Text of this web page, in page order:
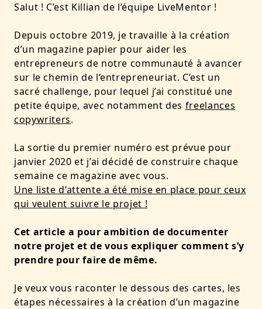
Salut ! C’est Killian de l’équipe LiveMentor !
Depuis octobre 2019, je travaille à la création
d’un magazine papier pour aider les
entrepreneurs de notre communauté à avancer
sur le chemin de l’entrepreneuriat. C’est un
sacré challenge, pour lequel j’ai constitué une
petite équipe, avec notamment des freelances
copywriters.
La sortie du premier numéro est prévue pour
janvier 2020 et j’ai décidé de construire chaque
semaine ce magazine avec vous.
Une liste d’attente a été mise en place pour ceux
qui veulent suivre le projet !
Cet article a pour ambition de documenter
notre projet et de vous expliquer comment s’y
prendre pour faire de même.
Je veux vous raconter le dessous des cartes, les
étapes nécessaires à la création d’un magazine